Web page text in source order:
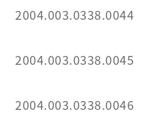
2004.003.0338.0044
2004.003.0338.0045
2004.003.0338.0046